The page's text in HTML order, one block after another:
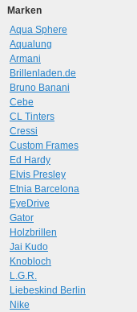
Marken
Aqua Sphere
Aqualung
Armani
Brillenladen.de
Bruno Banani
Cebe
CL Tinters
Cressi
Custom Frames
Ed Hardy
Elvis Presley
Etnia Barcelona
EyeDrive
Gator
Holzbrillen
Jai Kudo
Knobloch
L.G.R.
Liebeskind Berlin
Nike